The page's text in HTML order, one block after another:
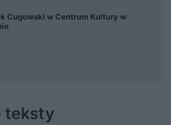
Cugowski w Centrum Kultury w
teksty